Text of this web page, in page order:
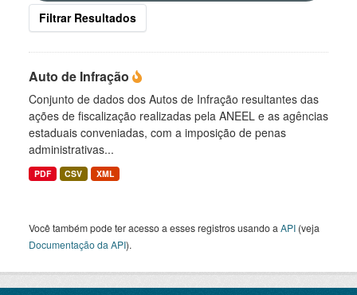
Filtrar Resultados
Auto de Infração
Conjunto de dados dos Autos de Infração resultantes das
ações de fiscalização realizadas pela ANEEL e as agências
estaduais conveniadas, com a imposição de penas
administrativas...
PDF CSV XML
Você também pode ter acesso a esses registros usando a API (veja
Documentação da API).